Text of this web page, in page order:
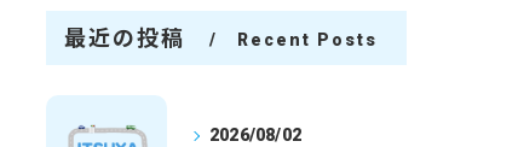
最近の投稿 Recent Posts
2026/08/02